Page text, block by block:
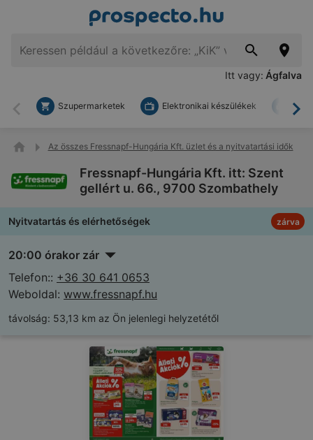
Itt vagy: Ágfalva
Vissza
Szupermarketek Elektronikai készülékek
Az összes Fressnapf-Hungária Kft. üzlet és a nyitvatartási idők
Fressnapf-Hungária Kft. itt: Szent
gellért u. 66., 9700 Szombathely
Nyitvatartás és elérhetőségek zárva
20:00 órakor zár
Telefon:: +36 30 641 0653
Weboldal: www.fressnapf.hu
távolság: 53,13 km az Ön jelenlegi helyzetétől